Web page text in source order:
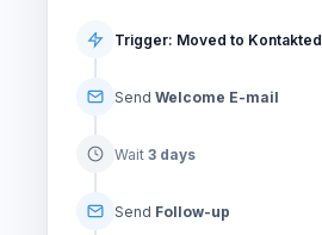
Trigger: Moved to Kontakted
Send Welcome E-mail
Wait 3 days
Send Follow-up